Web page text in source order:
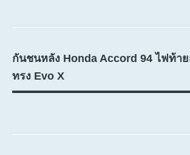
กันชนหลัง Honda Accord 94 ไฟท้า
ทรง Evo X